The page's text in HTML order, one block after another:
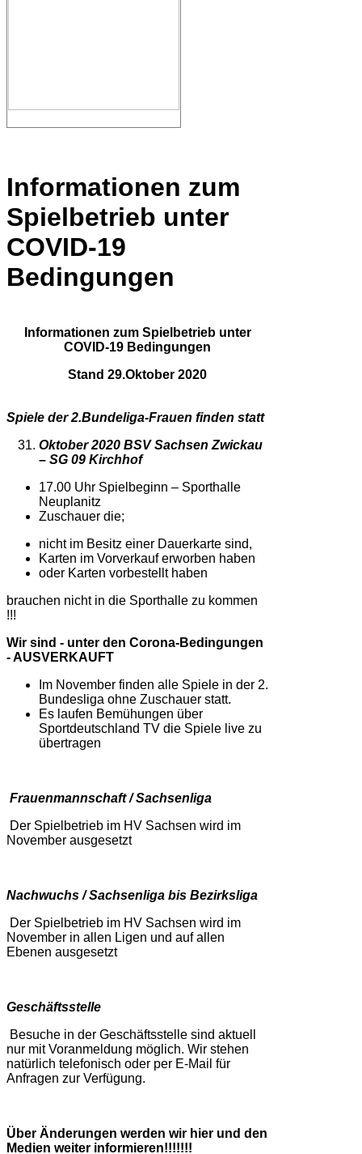
Informationen zum
Spielbetrieb unter
COVID-19
Bedingungen
Informationen zum Spielbetrieb unter
COVID-19 Bedingungen
Stand 29.Oktober 2020
Spiele der 2.Bundeliga-Frauen finden statt
Oktober 2020 BSV Sachsen Zwickau
– SG 09 Kirchhof
17.00 Uhr Spielbeginn – Sporthalle
Neuplanitz
Zuschauer die;
nicht im Besitz einer Dauerkarte sind,
Karten im Vorverkauf erworben haben
oder Karten vorbestellt haben
brauchen nicht in die Sporthalle zu kommen
!!!
Wir sind - unter den Corona-Bedingungen
-AUSVERKAUFT
Im November finden alle Spiele in der 2.
Bundesliga ohne Zuschauer statt.
Es laufen Bemühungen über
Sportdeutschland TV die Spiele live zu
übertragen
Frauenmannschaft / Sachsenliga
Der Spielbetrieb im HV Sachsen wird im
November ausgesetzt
Nachwuchs / Sachsenliga bis Bezirksliga
Der Spielbetrieb im HV Sachsen wird im
November in allen Ligen und auf allen
Ebenen ausgesetzt
Geschäftsstelle
Besuche in der Geschäftsstelle sind aktuell
nur mit Voranmeldung möglich. Wir stehen
natürlich telefonisch oder per E-Mail für
Anfragen zur Verfügung.
Über Änderungen werden wir hier und den
Medien weiter informieren!!!!!!!